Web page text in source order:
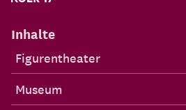
Inhalte
Figurentheater
Museum